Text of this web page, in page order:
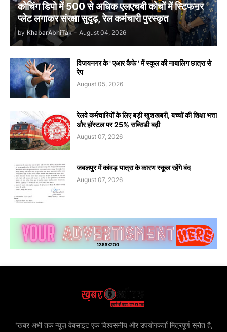
कोचिंग डिपो में 500 से अधिक एलएचबी कोचों में स्टिफऩर
प्लेट लगाकर संरक्षा सुदृढ़, रेल कर्मचारी पुरस्कृत
by KhabarAbhiTak - August 04, 2026
विजयनगर के ' एआर कैफे ' में स्कूल की नाबालिग छात्रा से
रेप
August 05, 2026
रेलवे कर्मचारियों के लिए बड़ी खुशखबरी, बच्चों की शिक्षा भत्ता
और हॉस्टल पर 25% सब्सिडी बढ़ी
August 07, 2026
जबलपुर में कांवड़ यात्रा के कारण स्कूल रहेंगे बंद
August 07, 2026
"खबर अभी तक न्यूज़ वेबसाइट एक विश्वसनीय और उपयोगकर्ता मित्रपूर्ण स्रोत है,